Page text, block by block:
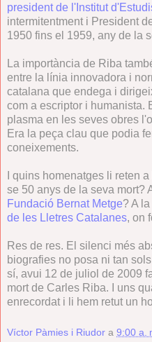
president de l'Institut
intermitentment i President
1950 fins el 1959, any de la
La importància de Riba
entre la línia innovadora i
catalana que endega i
com a escriptor i humanista.
plasma en les seves obres
Era la peça clau que podia
coneixements.
I quins homenatges li reten
se 50 anys de la seva mort?
Fundació Bernat Metge? A la
de les Lletres Catalanes, on
Res de res. El silenci més
biografies no posa ni tan
sí, avui 12 de juliol de 2009
mort de Carles Riba. I uns
enrecordat i li hem retut un
Víctor Pàmies i Riudor a 9:00 a.